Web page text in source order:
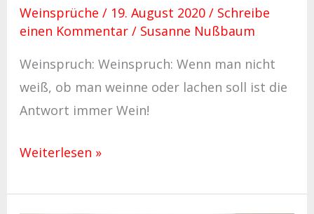
Weinsprüche / 19. August 2020 / Schreibe
einen Kommentar / Susanne Nußbaum
Weinspruch: Weinspruch: Wenn man nicht
weiß, ob man weinne oder lachen soll ist die
Antwort immer Wein!
Weiterlesen »